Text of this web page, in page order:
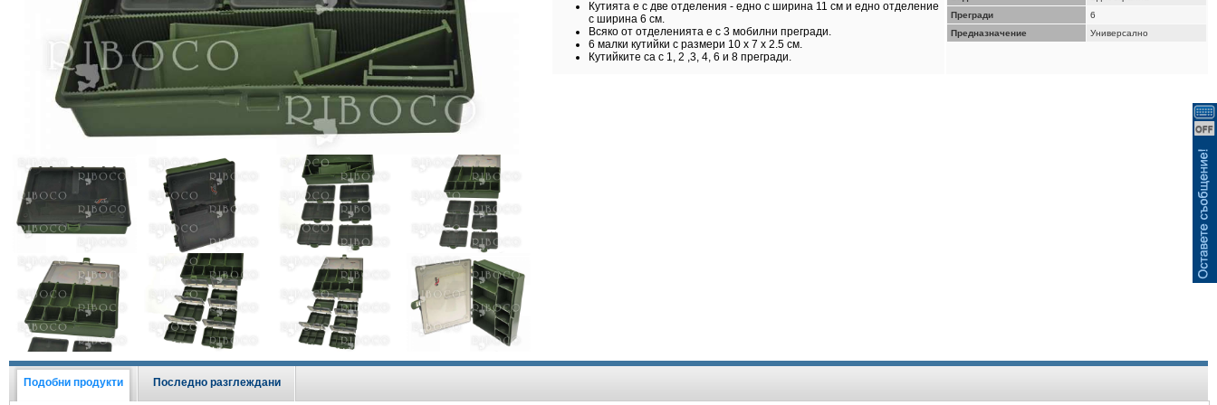
Виж всички Промоции
Кутията е с две отделения - едно с ширина 11 см и едно отделение
с ширина 6 см.
Всяко от отделенията е с 3 мобилни прегради.
6 малки кутийки с размери 10 х 7 х 2.5 см.
Кутийките са с 1, 2 ,3, 4, 6 и 8 прегради.
Прегради
6
Предназначение
Универсално
Подобни продукти Последно разглеждани